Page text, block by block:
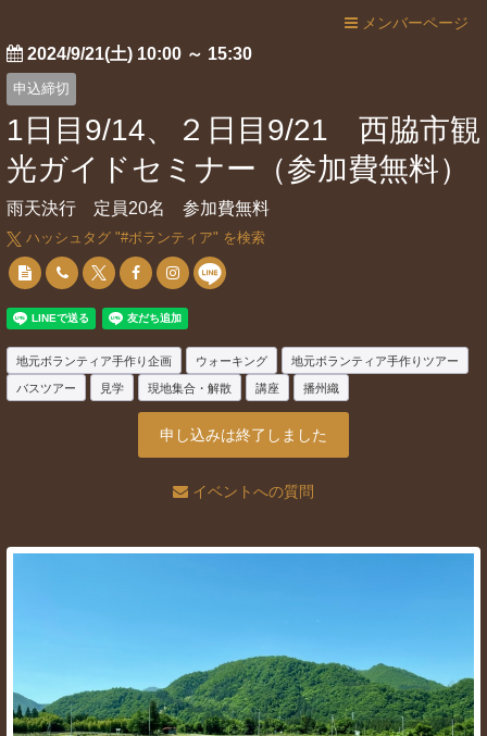
メンバーページ
2024/9/21(土) 10:00 ～ 15:30
申込締切
1日目9/14、２日目9/21 西脇市観
光ガイドセミナー（参加費無料）
雨天決行 定員20名 参加費無料
ハッシュタグ "#ボランティア" を検索
地元ボランティア手作り企画 ウォーキング 地元ボランティア手作りツアー
バスツアー 見学 現地集合・解散 講座 播州織
申し込みは終了しました
イベントへの質問